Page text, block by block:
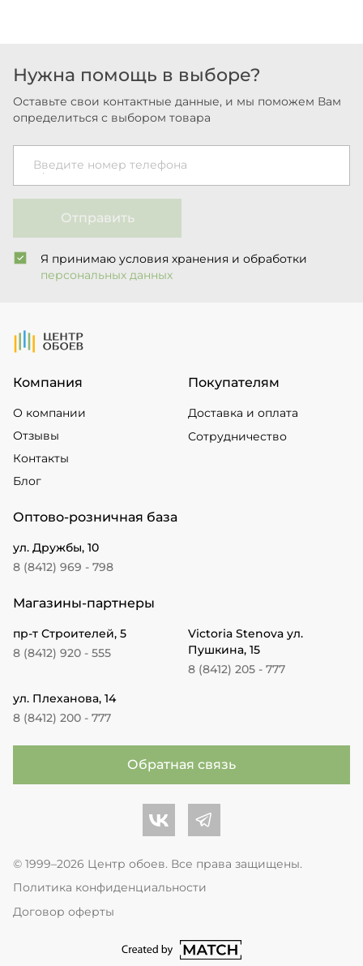
Нужна помощь в выборе?
Оставьте свои контактные данные, и мы поможем Вам
определиться с выбором товара
Введите номер телефона
Отправить
Я принимаю условия хранения и обработки
персональных данных
На Главную
Компания
О компании
Отзывы
Контакты
Блог
Покупателям
Доставка и оплата
Сотрудничество
Оптово-розничная база
ул. Дружбы, 10
8 (8412) 969 - 798
Магазины-партнеры
пр-т Строителей, 5
8 (8412) 920 - 555
Victoria Stenova ул.
Пушкина, 15
8 (8412) 205 - 777
ул. Плеханова, 14
8 (8412) 200 - 777
Обратная связь
Центр обоев во Вконтакте
Центр обоев в Телеграме
© 1999–2026 Центр обоев. Все права защищены.
Политика конфиденциальности
Договор оферты
перейти на сайт студии Match